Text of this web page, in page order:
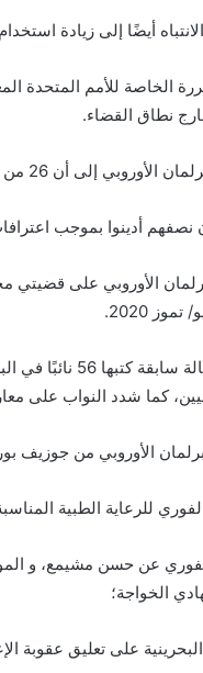
أيضًا إلى زيادة
الخاصة للأمم المتحدة
نطاق القضاء.
المحكوم عليهم بالإعدام يواجهون حاليًا الإعدام الوشيك.
نصفهم أدينوا بموجب
الأوروبي على
2020.
وأشاروا إلى
كما شدد النواب على
الأوروبي من جوزيف
للرعاية الطبية
عن حسن مشيمع، و
الخواجة؛
على تعليق عقوبة